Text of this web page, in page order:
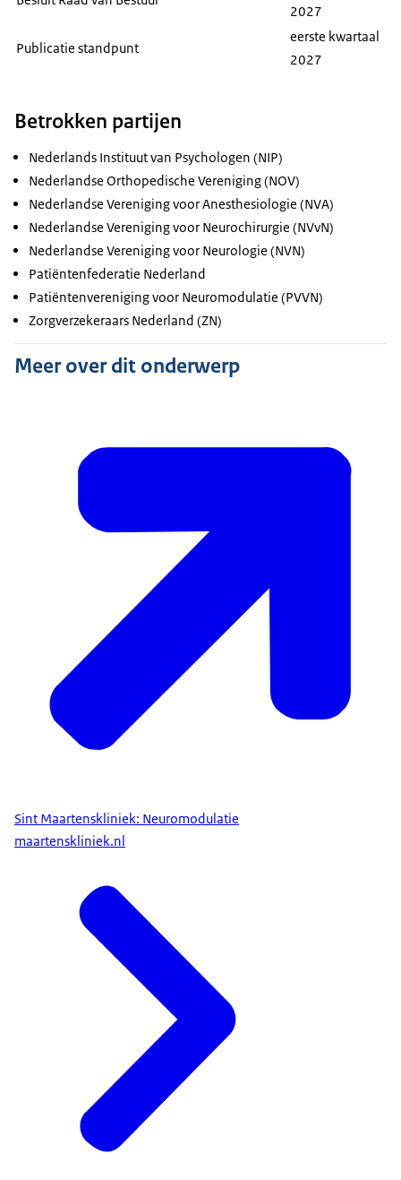
2027
Publicatie standpunt
eerste kwartaal
2027
Betrokken partijen
Nederlands Instituut van Psychologen (NIP)
Nederlandse Orthopedische Vereniging (NOV)
Nederlandse Vereniging voor Anesthesiologie (NVA)
Nederlandse Vereniging voor Neurochirurgie (NVvN)
Nederlandse Vereniging voor Neurologie (NVN)
Patiëntenfederatie Nederland
Patiëntenvereniging voor Neuromodulatie (PVVN)
Zorgverzekeraars Nederland (ZN)
Meer over dit onderwerp
Sint Maartenskliniek: Neuromodulatie
maartenskliniek.nl